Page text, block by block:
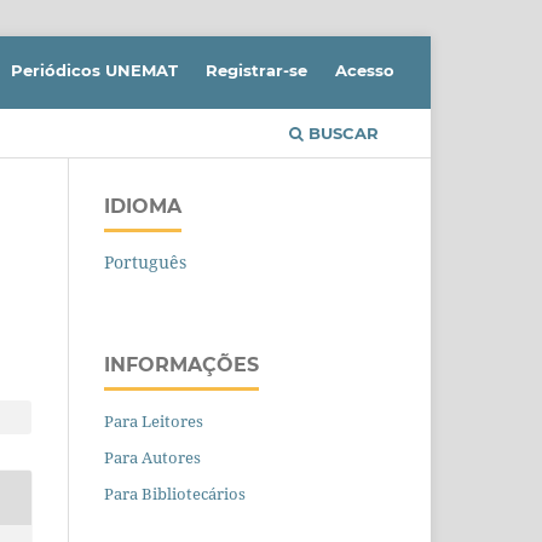
BUSCAR
Periódicos UNEMAT Registrar-se Acesso
IDIOMA
Português
INFORMAÇÕES
Para Leitores
Para Autores
Para Bibliotecários